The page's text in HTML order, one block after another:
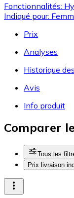
Fonctionnalités:
Indiqué pour:
Prix
Analyses
Historique
Avis
Info produit
Comparer
Tous les
Prix livraison